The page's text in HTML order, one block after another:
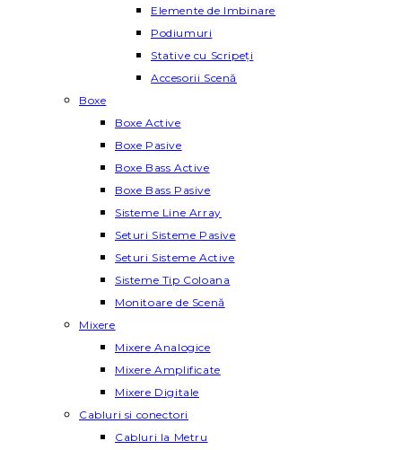
Elemente de Imbinare
Podiumuri
Stative cu Scripeți
Accesorii Scenă
Boxe
Boxe Active
Boxe Pasive
Boxe Bass Active
Boxe Bass Pasive
Sisteme Line Array
Seturi Sisteme Pasive
Seturi Sisteme Active
Sisteme Tip Coloana
Monitoare de Scenă
Mixere
Mixere Analogice
Mixere Amplificate
Mixere Digitale
Cabluri si conectori
Cabluri la Metru